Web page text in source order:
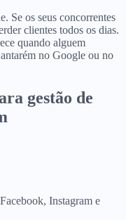
Se os seus concorrentes
clientes todos os dias.
quando alguem
no Google ou no
gestão de
Instagram e